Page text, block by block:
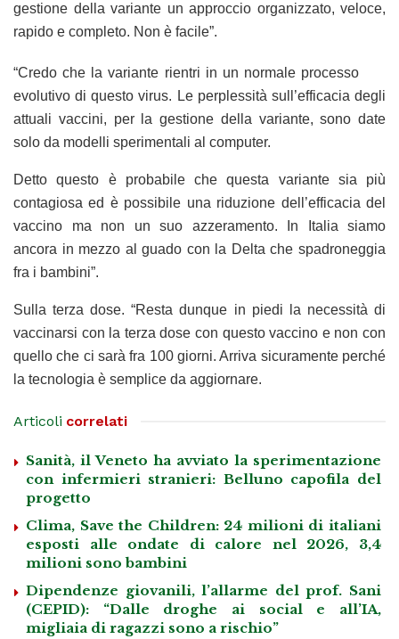
gestione della variante un approccio organizzato, veloce,
rapido e completo. Non è facile”.
“Credo che la variante rientri in un normale processo
evolutivo di questo virus. Le perplessità sull’efficacia degli
attuali vaccini, per la gestione della variante, sono date
solo da modelli sperimentali al computer.
Detto questo è probabile che questa variante sia più
contagiosa ed è possibile una riduzione dell’efficacia del
vaccino ma non un suo azzeramento. In Italia siamo
ancora in mezzo al guado con la Delta che spadroneggia
fra i bambini”.
Sulla terza dose. “Resta dunque in piedi la necessità di
vaccinarsi con la terza dose con questo vaccino e non con
quello che ci sarà fra 100 giorni. Arriva sicuramente perché
la tecnologia è semplice da aggiornare.
Articoli correlati
Sanità, il Veneto ha avviato la sperimentazione
con infermieri stranieri: Belluno capofila del
progetto
Clima, Save the Children: 24 milioni di italiani
esposti alle ondate di calore nel 2026, 3,4
milioni sono bambini
Dipendenze giovanili, l’allarme del prof. Sani
(CEPID): “Dalle droghe ai social e all’IA,
migliaia di ragazzi sono a rischio”